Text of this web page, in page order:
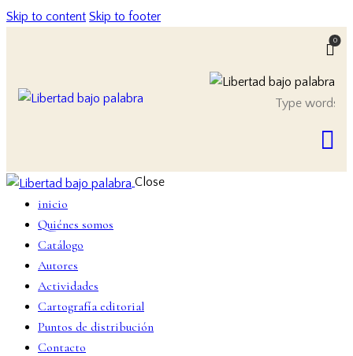
Skip to content Skip to footer
0
Close
inicio
Quiénes somos
Catálogo
Autores
Actividades
Cartografía editorial
Puntos de distribución
Contacto